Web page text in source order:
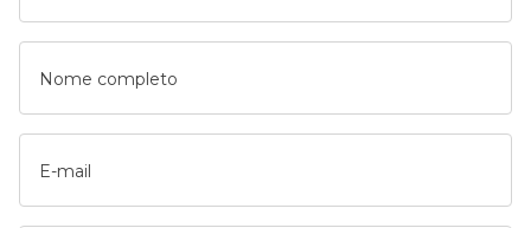
Nome completo
E-mail